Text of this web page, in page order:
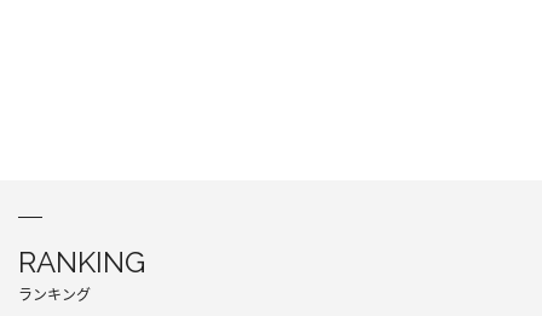
RANKING
ランキング